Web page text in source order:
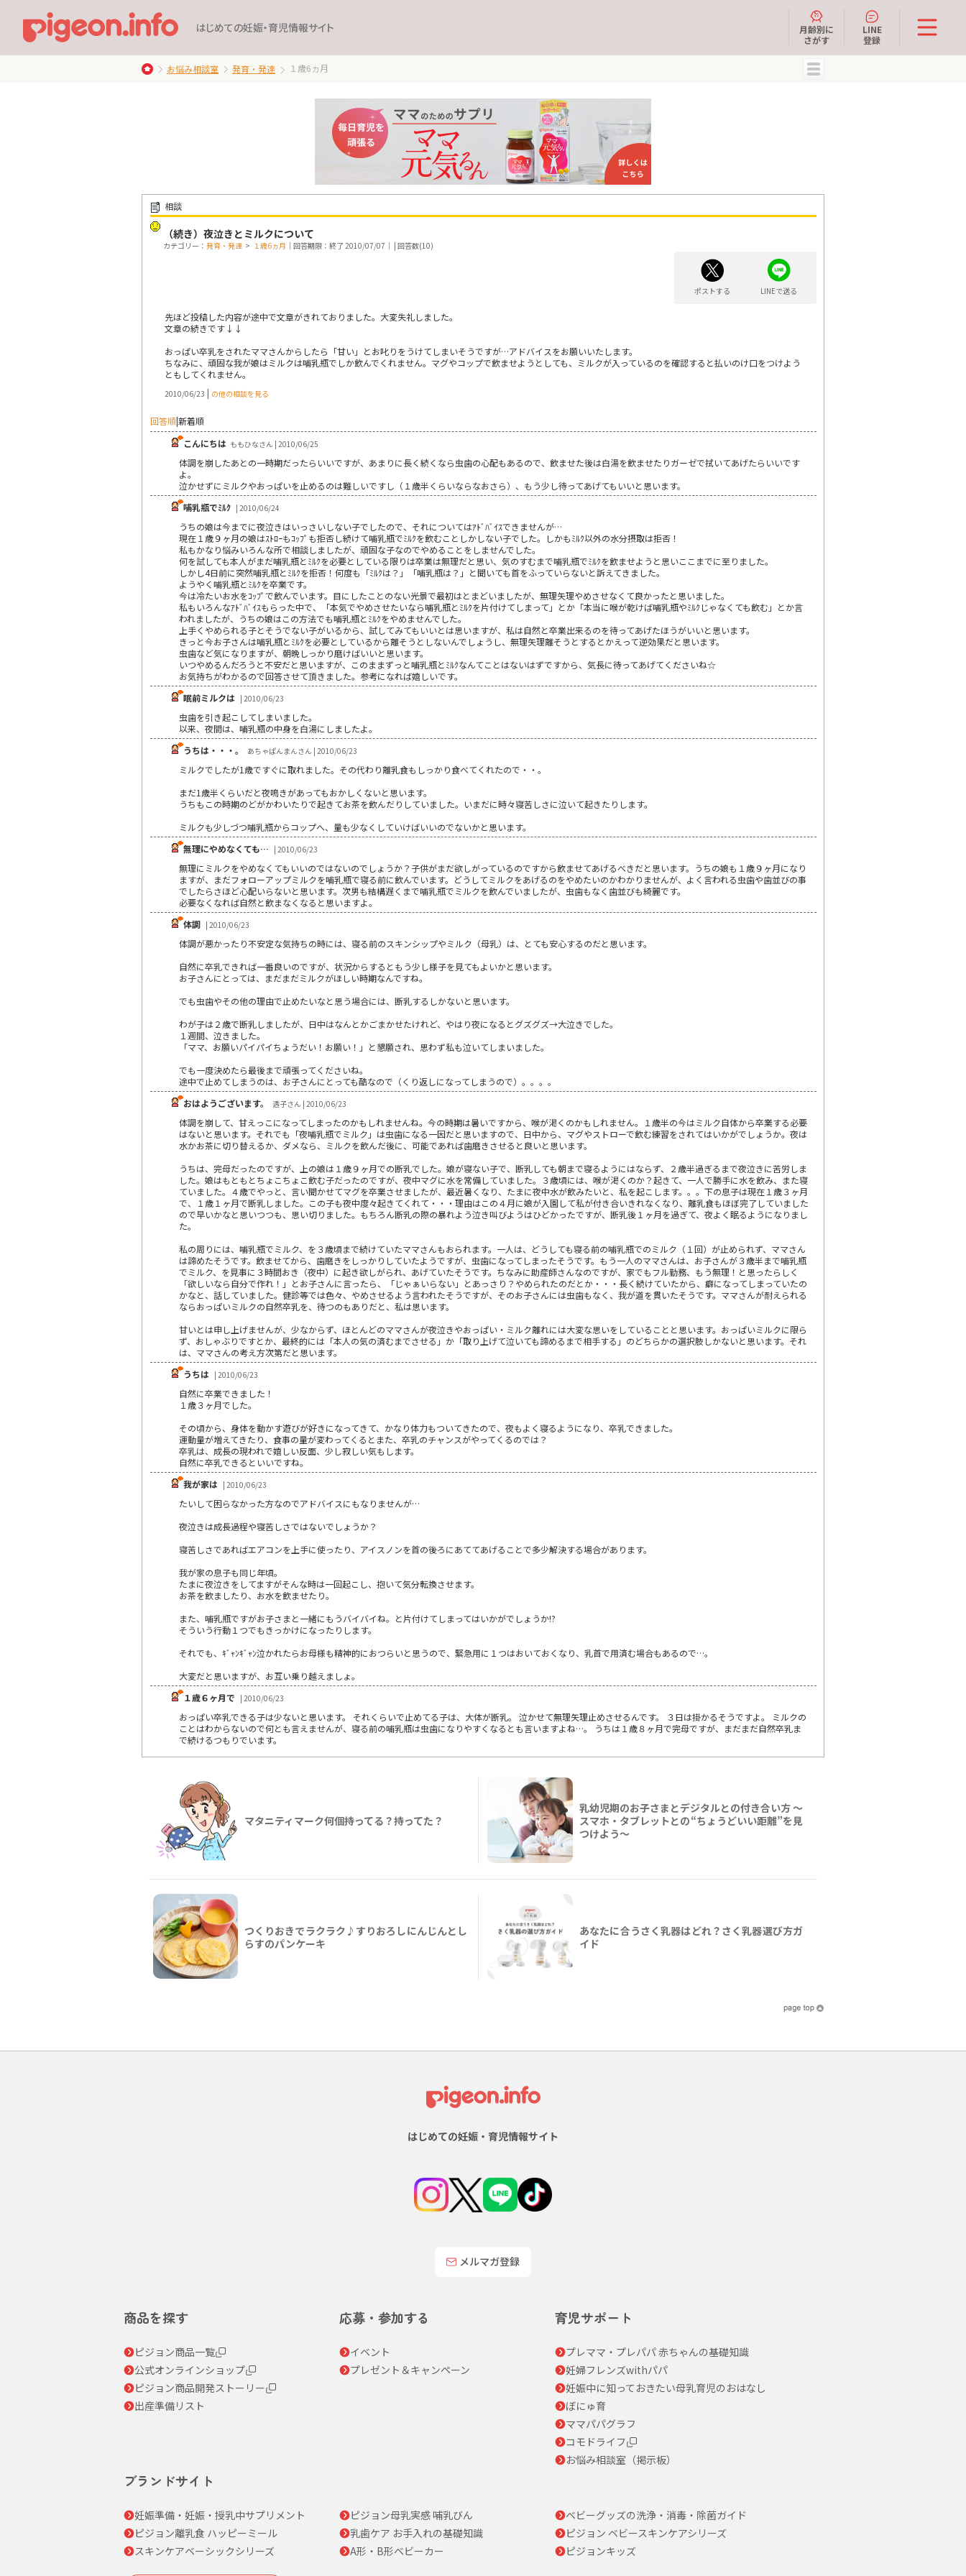
はじめての妊娠・育児情報サイト
月齢別に
さがす
LINE
登録
お悩み相談室 発育・発達 １歳6ヵ月
相談
（続き）夜泣きとミルクについて
カテゴリー： 発育・発達 > １歳6ヵ月 ｜回答期限：終了 2010/07/07｜ | 回答数(10)
ポストする LINEで送る
先ほど投稿した内容が途中で文章がきれておりました。大変失礼しました。
文章の続きです↓↓
おっぱい卒乳をされたママさんからしたら「甘い」とお叱りをうけてしまいそうですが…アドバイスをお願いいたします。
ちなみに、頑固な我が娘はミルクは哺乳瓶でしか飲んでくれません。マグやコップで飲ませようとしても、ミルクが入っているのを確認すると払いのけ口をつけよう
ともしてくれません。
2010/06/23 | の他の相談を見る
回答順|新着順
こんにちは ももひなさん | 2010/06/25
体調を崩したあとの一時期だったらいいですが、あまりに長く続くなら虫歯の心配もあるので、飲ませた後は白湯を飲ませたりガーゼで拭いてあげたらいいです
よ。
泣かせずにミルクやおっぱいを止めるのは難しいですし（１歳半くらいならなおさら）、もう少し待ってあげてもいいと思います。
哺乳瓶でﾐﾙｸ | 2010/06/24
うちの娘は今までに夜泣きはいっさいしない子でしたので、それについてはｱﾄﾞﾊﾞｲｽできませんが…
現在１歳９ヶ月の娘はｽﾄﾛｰもｺｯﾌﾟも拒否し続けて哺乳瓶でﾐﾙｸを飲むことしかしない子でした。しかもﾐﾙｸ以外の水分摂取は拒否！
私もかなり悩みいろんな所で相談しましたが、頑固な子なのでやめることをしませんでした。
何を試しても本人がまだ哺乳瓶とﾐﾙｸを必要としている限りは卒業は無理だと思い、気のすむまで哺乳瓶でﾐﾙｸを飲ませようと思いここまでに至りました。
しかし4日前に突然哺乳瓶とﾐﾙｸを拒否！何度も「ﾐﾙｸは？」「哺乳瓶は？」と聞いても首をふっていらないと訴えてきました。
ようやく哺乳瓶とﾐﾙｸを卒業です。
今は冷たいお水をｺｯﾌﾟで飲んでいます。目にしたことのない光景で最初はとまどいましたが、無理矢理やめさせなくて良かったと思いました。
私もいろんなｱﾄﾞﾊﾞｲｽもらった中で、「本気でやめさせたいなら哺乳瓶とﾐﾙｸを片付けてしまって」とか「本当に喉が乾けば哺乳瓶やﾐﾙｸじゃなくても飲む」とか言
われましたが、うちの娘はこの方法でも哺乳瓶とﾐﾙｸをやめませんでした。
上手くやめられる子とそうでない子がいるから、試してみてもいいとは思いますが、私は自然と卒業出来るのを待ってあげたほうがいいと思います。
きっと今お子さんは哺乳瓶とﾐﾙｸを必要としているから離そうとしないんでしょうし、無理矢理離そうとするとかえって逆効果だと思います。
虫歯など気になりますが、朝晩しっかり磨けばいいと思います。
いつやめるんだろうと不安だと思いますが、このままずっと哺乳瓶とﾐﾙｸなんてことはないはずですから、気長に待ってあげてくださいね☆
お気持ちがわかるので回答させて頂きました。参考になれば嬉しいです。
眠前ミルクは | 2010/06/23
虫歯を引き起こしてしまいました。
以来、夜間は、哺乳瓶の中身を白湯にしましたよ。
うちは・・・。
あちゃぱんまんさん | 2010/06/23
ミルクでしたが1歳ですぐに取れました。その代わり離乳食もしっかり食べてくれたので・・。
まだ1歳半くらいだと夜鳴きがあってもおかしくないと思います。
うちもこの時期のどがかわいたりで起きてお茶を飲んだりしていました。いまだに時々寝苦しさに泣いて起きたりします。
ミルクも少しづつ哺乳瓶からコップへ、量も少なくしていけばいいのでないかと思います。
無理にやめなくても… | 2010/06/23
無理にミルクをやめなくてもいいのではないのでしょうか？子供がまだ欲しがっているのですから飲ませてあげるべきだと思います。うちの娘も１歳９ヶ月になり
ますが、まだフォローアップミルクを哺乳瓶で寝る前に飲んでいます。どうしてミルクをあげるのをやめたいのかわかりませんが、よく言われる虫歯や歯並びの事
でしたらさほど心配いらないと思います。次男も結構遅くまで哺乳瓶でミルクを飲んでいましたが、虫歯もなく歯並びも綺麗です。
必要なくなれば自然と飲まなくなると思いますよ。
体調 | 2010/06/23
体調が悪かったり不安定な気持ちの時には、寝る前のスキンシップやミルク（母乳）は、とても安心するのだと思います。
自然に卒乳できれば一番良いのですが、状況からするともう少し様子を見てもよいかと思います。
お子さんにとっては、まだまだミルクがほしい時期なんですね。
でも虫歯やその他の理由で止めたいなと思う場合には、断乳するしかないと思います。
わが子は２歳で断乳しましたが、日中はなんとかごまかせたけれど、やはり夜になるとグズグズ→大泣きでした。
１週間、泣きました。
「ママ、お願いパイパイちょうだい！お願い！」と懇願され、思わず私も泣いてしまいました。
でも一度決めたら最後まで頑張ってくださいね。
途中で止めてしまうのは、お子さんにとっても酷なので（くり返しになってしまうので）。。。。
おはようございます。
透子さん | 2010/06/23
体調を崩して、甘えっこになってしまったのかもしれませんね。今の時期は暑いですから、喉が渇くのかもしれません。１歳半の今はミルク自体から卒業する必要
はないと思います。それでも「夜哺乳瓶でミルク」は虫歯になる一因だと思いますので、日中から、マグやストローで飲む練習をされてはいかがでしょうか。夜は
水かお茶に切り替えるか、ダメなら、ミルクを飲んだ後に、可能であれば歯磨きさせると良いと思います。
うちは、完母だったのですが、上の娘は１歳９ヶ月での断乳でした。娘が寝ない子で、断乳しても朝まで寝るようにはならず、２歳半過ぎるまで夜泣きに苦労しま
した。娘はもともとちょこちょこ飲む子だったのですが、夜中マグに水を常備していました。３歳頃には、喉が渇くのか？起きて、一人で勝手に水を飲み、また寝
ていました。４歳でやっと、言い聞かせてマグを卒業させましたが、最近暑くなり、たまに夜中水が飲みたいと、私を起こします。。。下の息子は現在１歳３ヶ月
で、１歳１ヶ月で断乳しました。この子も夜中度々起きてくれて・・・理由はこの４月に娘が入園して私が付き合いきれなくなり、離乳食もほぼ完了していました
ので早いかなと思いつつも、思い切りました。もちろん断乳の際の暴れよう泣き叫びようはひどかったですが、断乳後１ヶ月を過ぎて、夜よく眠るようになりまし
た。
私の周りには、哺乳瓶でミルク、を３歳頃まで続けていたママさんもおられます。一人は、どうしても寝る前の哺乳瓶でのミルク（１回）が止められず、ママさん
は諦めたそうです。飲ませてから、歯磨きをしっかりしていたようですが、虫歯になってしまったそうです。もう一人のママさんは、お子さんが３歳半まで哺乳瓶
でミルク、を見事に３時間おき（夜中）に起き欲しがられ、あげていたそうです。ちなみに助産師さんなのですが、家でもフル勤務、もう無理！と思ったらしく
「欲しいなら自分で作れ！」とお子さんに言ったら、「じゃぁいらない」とあっさり？やめられたのだとか・・・長く続けていたから、癖になってしまっていたの
かなと、話していました。健診等では色々、やめさせるよう言われたそうですが、そのお子さんには虫歯もなく、我が道を貫いたそうです。ママさんが耐えられる
ならおっぱいミルクの自然卒乳を、待つのもありだと、私は思います。
甘いとは申し上げませんが、少なからず、ほとんどのママさんが夜泣きやおっぱい・ミルク離れには大変な思いをしていることと思います。おっぱいミルクに限ら
ず、おしゃぶりですとか、最終的には「本人の気の済むまでさせる」か「取り上げて泣いても諦めるまで相手する」のどちらかの選択肢しかないと思います。それ
は、ママさんの考え方次第だと思います。
うちは | 2010/06/23
自然に卒業できました！
１歳３ヶ月でした。
その頃から、身体を動かす遊びが好きになってきて、かなり体力もついてきたので、夜もよく寝るようになり、卒乳できました。
運動量が増えてきたり、食事の量が変わってくるとまた、卒乳のチャンスがやってくるのでは？
卒乳は、成長の現われで嬉しい反面、少し寂しい気もします。
自然に卒乳できるといいですね。
我が家は | 2010/06/23
たいして困らなかった方なのでアドバイスにもなりませんが…
夜泣きは成長過程や寝苦しさではないでしょうか？
寝苦しさであればエアコンを上手に使ったり、アイスノンを首の後ろにあててあげることで多少解決する場合があります。
我が家の息子も同じ年頃。
たまに夜泣きをしてますがそんな時は一回起こし、抱いて気分転換させます。
お茶を飲ましたり、お水を飲ませたり。
また、哺乳瓶ですがお子さまと一緒にもうバイバイね。と片付けてしまってはいかがでしょうか!?
そういう行動１つでもきっかけになったりします。
それでも、ｷﾞｬﾝｷﾞｬﾝ泣かれたらお母様も精神的におつらいと思うので、緊急用に１つはおいておくなり、乳首で用済む場合もあるので…。
大変だと思いますが、お互い乗り越えましょ。
１歳６ヶ月で | 2010/06/23
おっぱい卒乳できる子は少ないと思います。 それくらいで止めてる子は、大体が断乳。 泣かせて無理矢理止めさせるんです。 ３日は掛かるそうですよ。 ミルクの
ことはわからないので何とも言えませんが、寝る前の哺乳瓶は虫歯になりやすくなるとも言いますよね…。 うちは１歳８ヶ月で完母ですが、まだまだ自然卒乳ま
で続けるつもりでいます。
マタニティマーク何個持ってる？持ってた？
乳幼児期のお子さまとデジタルとの付き合い方 ～
スマホ・タブレットとの“ちょうどいい距離”を見
つけよう〜
つくりおきでラクラク♪すりおろしにんじんとし
らすのパンケーキ
あなたに合うさく乳器はどれ？さく乳器選び方ガ
イド
はじめての妊娠・育児情報サイト
メルマガ登録
商品を探す
ピジョン商品一覧
公式オンラインショップ
ピジョン商品開発ストーリー
出産準備リスト
応募・参加する
イベント
プレゼント＆キャンペーン
育児サポート
プレママ・プレパパ 赤ちゃんの基礎知識
妊婦フレンズwithパパ
妊娠中に知っておきたい母乳育児のおはなし
ぼにゅ育
ママパパグラフ
コモドライフ
お悩み相談室（掲示板）
ブランドサイト
妊娠準備・妊娠・授乳中サプリメント ピジョン母乳実感 哺乳びん
ベビーグッズの洗浄・消毒・除菌ガイド
ピジョン離乳食 ハッピーミール
乳歯ケア お手入れの基礎知識
ピジョン ベビースキンケアシリーズ
スキンケアベーシックシリーズ
A形・B形ベビーカー ピジョンキッズ